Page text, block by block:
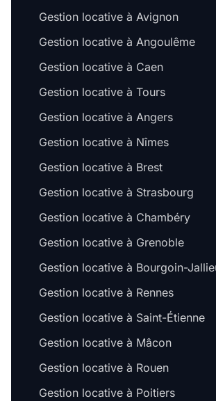
Gestion locative à Avignon
Gestion locative à Angoulême
Gestion locative à Caen
Gestion locative à Tours
Gestion locative à Angers
Gestion locative à Nîmes
Gestion locative à Brest
Gestion locative à Strasbourg
Gestion locative à Chambéry
Gestion locative à Grenoble
Gestion locative à Bourgoin-
Gestion locative à Rennes
Gestion locative à Saint-Étienne
Gestion locative à Mâcon
Gestion locative à Rouen
Gestion locative à Poitiers